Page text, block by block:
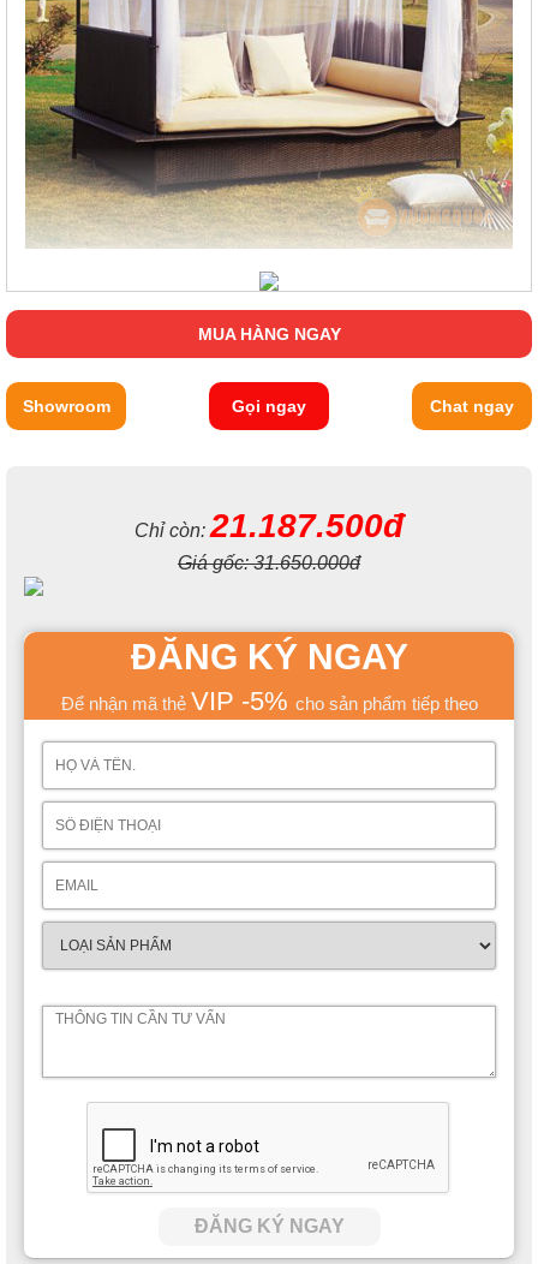
MUA HÀNG NGAY
Showroom Gọi ngay Chat ngay
Chỉ còn:21.187.500đ
Giá gốc:31.650.000đ
ĐĂNG KÝ NGAY
Để nhận mã thẻ VIP -5% cho sản phẩm tiếp theo
ĐĂNG KÝ NGAY